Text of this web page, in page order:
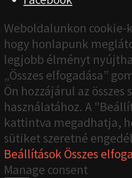
Weboldalunkon cookie-
hogy honlapunk
legjobb élményt
„Összes elfogadása”
Ön hozzájárul az összes
használatához. A
kattintva megadhatja,
sütiket szeretné
BeállításokÖsszes
Manage consent